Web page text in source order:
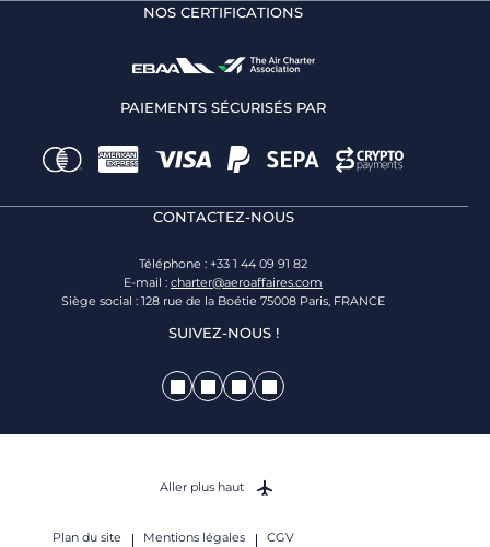
NOS CERTIFICATIONS
PAIEMENTS SÉCURISÉS PAR
CONTACTEZ-NOUS
Téléphone : +33 1 44 09 91 82
E-mail : charter@aeroaffaires.com
Siège social : 128 rue de la Boétie 75008 Paris, FRANCE
SUIVEZ-NOUS !
Plan du site Mentions légales
CGV
Aller plus haut